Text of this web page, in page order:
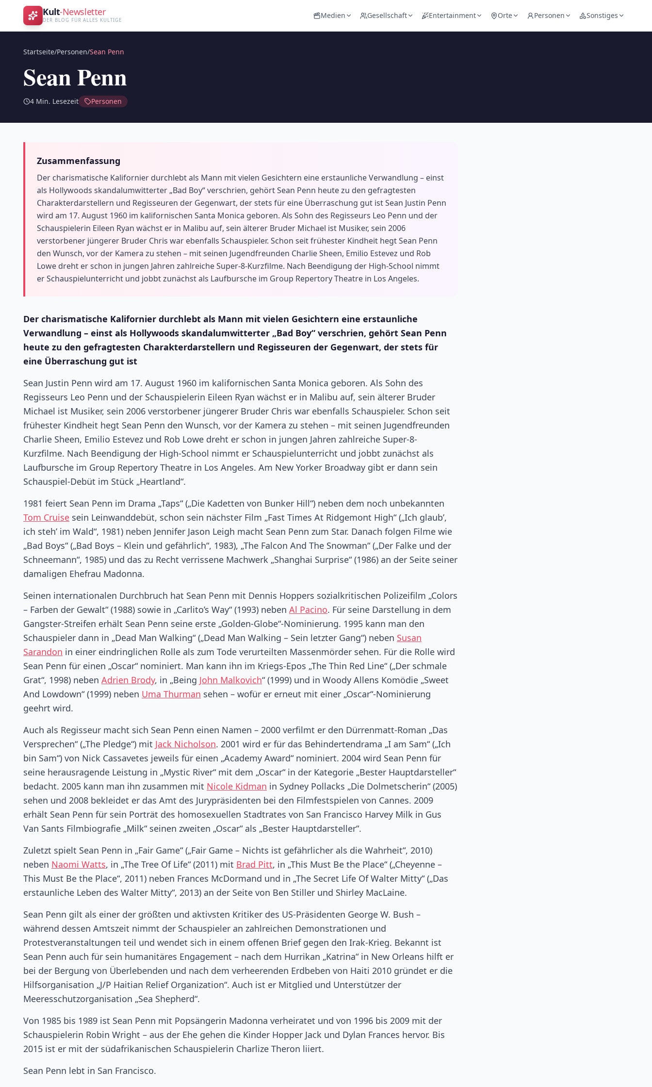
Kult-Newsletter
DER BLOG FÜR ALLES KULTIGE
Medien Gesellschaft Entertainment Orte Personen Sonstiges
Startseite/Personen/Sean Penn
Sean Penn
4 Min. Lesezeit Personen
Zusammenfassung
Der charismatische Kalifornier durchlebt als Mann mit vielen Gesichtern eine erstaunliche Verwandlung – einst
als Hollywoods skandalumwitterter „Bad Boy“ verschrien, gehört Sean Penn heute zu den gefragtesten
Charakterdarstellern und Regisseuren der Gegenwart, der stets für eine Überraschung gut ist Sean Justin Penn
wird am 17. August 1960 im kalifornischen Santa Monica geboren. Als Sohn des Regisseurs Leo Penn und der
Schauspielerin Eileen Ryan wächst er in Malibu auf, sein älterer Bruder Michael ist Musiker, sein 2006
verstorbener jüngerer Bruder Chris war ebenfalls Schauspieler. Schon seit frühester Kindheit hegt Sean Penn
den Wunsch, vor der Kamera zu stehen – mit seinen Jugendfreunden Charlie Sheen, Emilio Estevez und Rob
Lowe dreht er schon in jungen Jahren zahlreiche Super-8-Kurzfilme. Nach Beendigung der High-School nimmt
er Schauspielunterricht und jobbt zunächst als Laufbursche im Group Repertory Theatre in Los Angeles.
Der charismatische Kalifornier durchlebt als Mann mit vielen Gesichtern eine erstaunliche
Verwandlung – einst als Hollywoods skandalumwitterter „Bad Boy“ verschrien, gehört Sean Penn
heute zu den gefragtesten Charakterdarstellern und Regisseuren der Gegenwart, der stets für
eine Überraschung gut ist
Sean Justin Penn wird am 17. August 1960 im kalifornischen Santa Monica geboren. Als Sohn des
Regisseurs Leo Penn und der Schauspielerin Eileen Ryan wächst er in Malibu auf, sein älterer Bruder
Michael ist Musiker, sein 2006 verstorbener jüngerer Bruder Chris war ebenfalls Schauspieler. Schon seit
frühester Kindheit hegt Sean Penn den Wunsch, vor der Kamera zu stehen – mit seinen Jugendfreunden
Charlie Sheen, Emilio Estevez und Rob Lowe dreht er schon in jungen Jahren zahlreiche Super-8-
Kurzfilme. Nach Beendigung der High-School nimmt er Schauspielunterricht und jobbt zunächst als
Laufbursche im Group Repertory Theatre in Los Angeles. Am New Yorker Broadway gibt er dann sein
Schauspiel-Debüt im Stück „Heartland“.
1981 feiert Sean Penn im Drama „Taps“ („Die Kadetten von Bunker Hill“) neben dem noch unbekannten
Tom Cruise sein Leinwanddebüt, schon sein nächster Film „Fast Times At Ridgemont High“ („Ich glaub’,
ich steh’ im Wald“, 1981) neben Jennifer Jason Leigh macht Sean Penn zum Star. Danach folgen Filme wie
„Bad Boys“ („Bad Boys – Klein und gefährlich“, 1983), „The Falcon And The Snowman“ („Der Falke und der
Schneemann“, 1985) und das zu Recht verrissene Machwerk „Shanghai Surprise“ (1986) an der Seite seiner
damaligen Ehefrau Madonna.
Seinen internationalen Durchbruch hat Sean Penn mit Dennis Hoppers sozialkritischen Polizeifilm „Colors
– Farben der Gewalt“ (1988) sowie in „Carlito’s Way“ (1993) neben Al Pacino. Für seine Darstellung in dem
Gangster-Streifen erhält Sean Penn seine erste „Golden-Globe“-Nominierung. 1995 kann man den
Schauspieler dann in „Dead Man Walking“ („Dead Man Walking – Sein letzter Gang“) neben Susan
Sarandon in einer eindringlichen Rolle als zum Tode verurteilten Massenmörder sehen. Für die Rolle wird
Sean Penn für einen „Oscar“ nominiert. Man kann ihn im Kriegs-Epos „The Thin Red Line“ („Der schmale
Grat“, 1998) neben Adrien Brody, in „Being John Malkovich“ (1999) und in Woody Allens Komödie „Sweet
And Lowdown“ (1999) neben Uma Thurman sehen – wofür er erneut mit einer „Oscar“-Nominierung
geehrt wird.
Auch als Regisseur macht sich Sean Penn einen Namen – 2000 verfilmt er den Dürrenmatt-Roman „Das
Versprechen“ („The Pledge“) mit Jack Nicholson. 2001 wird er für das Behindertendrama „I am Sam“ („Ich
bin Sam“) von Nick Cassavetes jeweils für einen „Academy Award“ nominiert. 2004 wird Sean Penn für
seine herausragende Leistung in „Mystic River“ mit dem „Oscar“ in der Kategorie „Bester Hauptdarsteller“
bedacht. 2005 kann man ihn zusammen mit Nicole Kidman in Sydney Pollacks „Die Dolmetscherin“ (2005)
sehen und 2008 bekleidet er das Amt des Jurypräsidenten bei den Filmfestspielen von Cannes. 2009
erhält Sean Penn für sein Porträt des homosexuellen Stadtrates von San Francisco Harvey Milk in Gus
Van Sants Filmbiografie „Milk“ seinen zweiten „Oscar“ als „Bester Hauptdarsteller“.
Zuletzt spielt Sean Penn in „Fair Game“ („Fair Game – Nichts ist gefährlicher als die Wahrheit“, 2010)
neben Naomi Watts, in „The Tree Of Life“ (2011) mit Brad Pitt, in „This Must Be the Place“ („Cheyenne –
This Must Be the Place“, 2011) neben Frances McDormand und in „The Secret Life Of Walter Mitty“ („Das
erstaunliche Leben des Walter Mitty“, 2013) an der Seite von Ben Stiller und Shirley MacLaine.
Sean Penn gilt als einer der größten und aktivsten Kritiker des US-Präsidenten George W. Bush –
während dessen Amtszeit nimmt der Schauspieler an zahlreichen Demonstrationen und
Protestveranstaltungen teil und wendet sich in einem offenen Brief gegen den Irak-Krieg. Bekannt ist
Sean Penn auch für sein humanitäres Engagement – nach dem Hurrikan „Katrina“ in New Orleans hilft er
bei der Bergung von Überlebenden und nach dem verheerenden Erdbeben von Haiti 2010 gründet er die
Hilfsorganisation „J/P Haitian Relief Organization“. Auch ist er Mitglied und Unterstützer der
Meeresschutzorganisation „Sea Shepherd“.
Von 1985 bis 1989 ist Sean Penn mit Popsängerin Madonna verheiratet und von 1996 bis 2009 mit der
Schauspielerin Robin Wright – aus der Ehe gehen die Kinder Hopper Jack und Dylan Frances hervor. Bis
2015 ist er mit der südafrikanischen Schauspielerin Charlize Theron liiert.
Sean Penn lebt in San Francisco.